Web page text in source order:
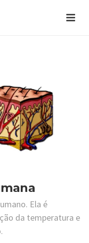
Ela é
da temperatura e